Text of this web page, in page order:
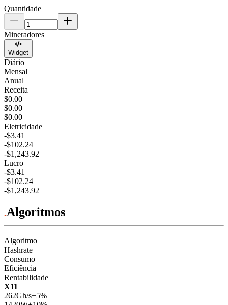
Quantidade
Mineradores
Widget
Diário
Mensal
Anual
Receita
$0.00
$0.00
$0.00
Eletricidade
-$3.41
-$102.24
-$1,243.92
Lucro
-$3.41
-$102.24
-$1,243.92
Algoritmos
Algoritmo
Hashrate
Consumo
Eficiência
Rentabilidade
X11
262Gh/s±5%